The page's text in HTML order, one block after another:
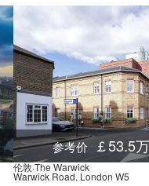
参考价 ￡53.5
伦敦·The Warwick
Warwick Road, London W5